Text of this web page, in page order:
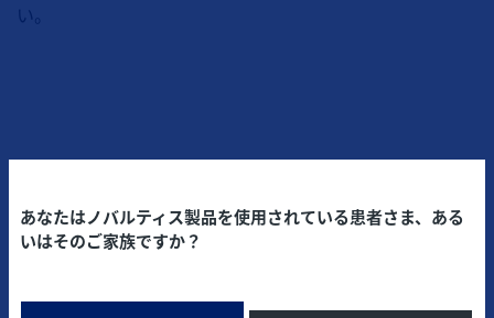
い。
あなたはノバルティス製品を使用されている患者さま、ある
いはそのご家族ですか？